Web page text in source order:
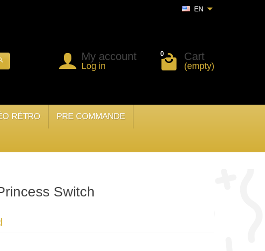
EN
My account
Log in
0 Cart
(empty)
RÉTRO PRE COMMANDE
Switch